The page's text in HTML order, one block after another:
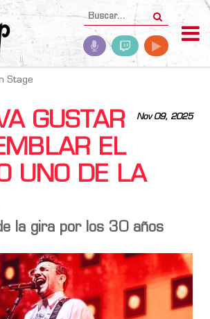
Stage
Nov 09, 2025
GUSTAR
EL
UNO DE LA
la gira por los 30 años